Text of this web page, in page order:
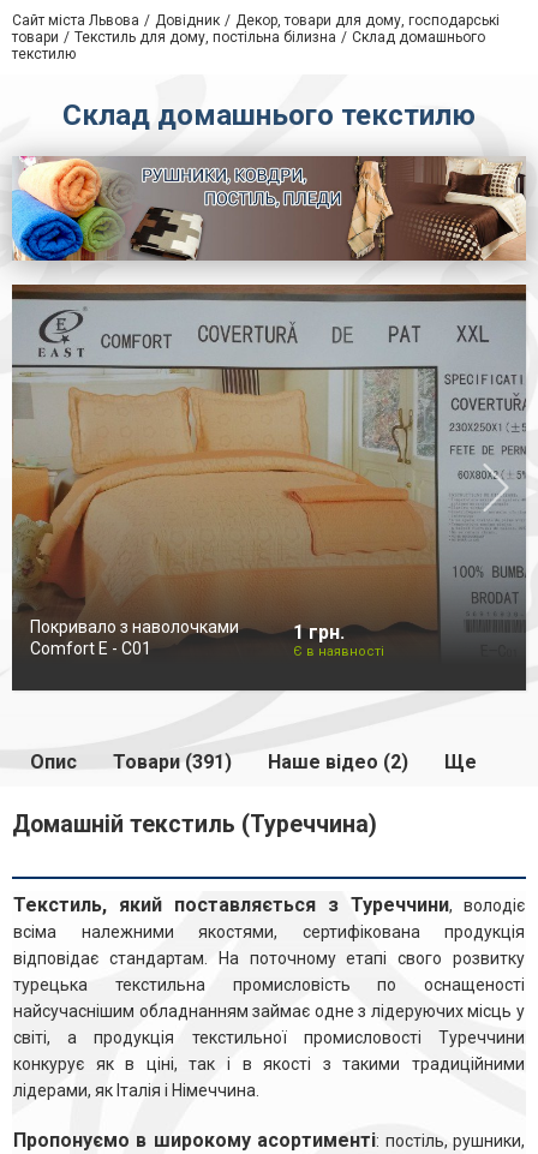
Сайт міста Львова Довідник
Декор, товари для дому, господарські
товари
Текстиль для дому, постільна білизна
Склад домашнього
текстилю
Склад домашнього текстилю
Покривало з наволочками
Comfort E - C01
1 грн.
Є в наявності
Опис Товари (391) Наше відео (2) Ще
Домашній текстиль (Туреччина)
Текстиль, який поставляється з Туреччини, володіє
всіма належними якостями, сертифікована продукція
відповідає стандартам. На поточному етапі свого розвитку
турецька текстильна промисловість по оснащеності
найсучаснішим обладнанням займає одне з лідеруючих місць у
світі, а продукція текстильної промисловості Туреччини
конкурує як в ціні, так і в якості з такими традиційними
лідерами, як Італія і Німеччина.
Пропонуємо в широкому асортименті: постіль, рушники,